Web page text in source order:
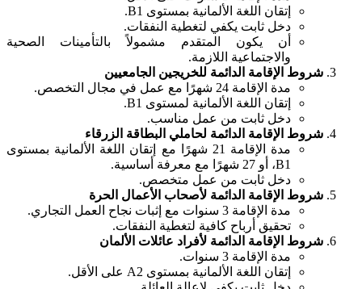
إتقان اللغة الألمانية بمستوى B1.
دخل ثابت يكفي لتغطية النفقات.
أن يكون المتقدم مشمولاً بالتأمينات الصحية
والاجتماعية اللازمة.
شروط الإقامة الدائمة للخريجين الجامعيين
مدة الإقامة 24 شهرًا مع عمل في مجال التخصص.
إتقان اللغة الألمانية لمستوى B1.
دخل ثابت من عمل مناسب.
شروط الإقامة الدائمة لحاملي البطاقة الزرقاء
مدة الإقامة 21 شهرًا مع إتقان اللغة الألمانية بمستوى
B1، أو 27 شهرًا مع معرفة أساسية.
دخل ثابت من عمل متخصص.
شروط الإقامة الدائمة لأصحاب الأعمال الحرة
مدة الإقامة 3 سنوات مع إثبات نجاح العمل التجاري.
تحقيق أرباح كافية لتغطية النفقات.
شروط الإقامة الدائمة لأفراد عائلات الألمان
مدة الإقامة 3 سنوات.
إتقان اللغة الألمانية بمستوى A2 على الأقل.